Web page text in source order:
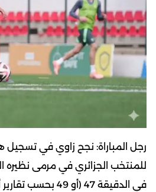
رجل المباراة: نجح زاوي في تسجيل
للمنتخب الجزائري في مرمى نظيره
في الدقيقة 47 (أو